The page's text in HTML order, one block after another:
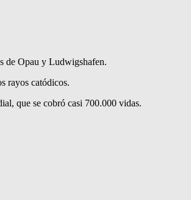
de Opau y Ludwigshafen.
rayos catódicos.
que se cobró casi 700.000 vidas.